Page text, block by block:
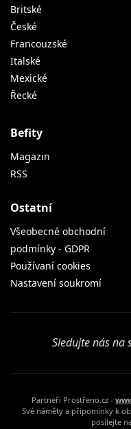
Britské
České
Francouzské
Italské
Mexické
Řecké
Befity
Magazin
RSS
Ostatní
Všeobecné obchodní
podmínky - GDPR
Používaní cookies
Nastavení soukromí
Sledujte nás na
Partneři Prostřeno.cz -
Své náměty a připomínky k
posílejte